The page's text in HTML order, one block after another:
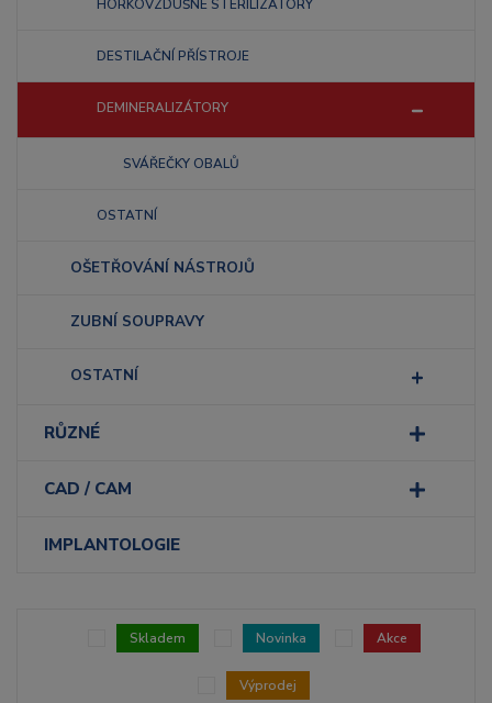
HORKOVZDUŠNÉ STERILIZÁTORY
DESTILAČNÍ PŘÍSTROJE
DEMINERALIZÁTORY
SVÁŘEČKY OBALŮ
OSTATNÍ
OŠETŘOVÁNÍ NÁSTROJŮ
ZUBNÍ SOUPRAVY
OSTATNÍ
RŮZNÉ
CAD / CAM
IMPLANTOLOGIE
Skladem Novinka Akce
Výprodej